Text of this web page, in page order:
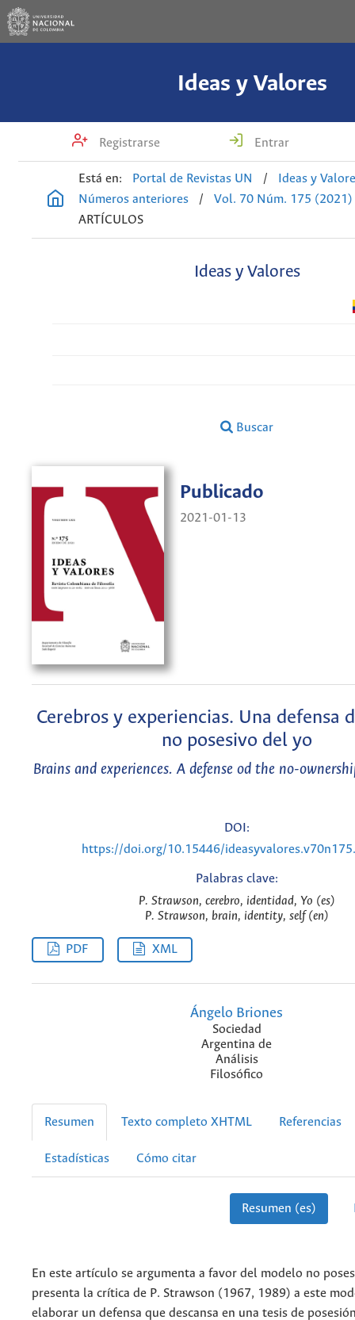
Ideas y Valores
Registrarse Entrar
Está en: Portal de Revistas UN /
Ideas y
Números anteriores
/
Vol. 70 Núm. 175 (2021)
ARTÍCULOS
Ideas y Valores
Buscar
Publicado
2021-01-13
Cerebros y experiencias. Una defensa
no posesivo del yo
Brains and experiences. A defense od the no-
DOI:
https://doi.org/10.15446/
Palabras clave:
P. Strawson, cerebro, identidad, Yo (es)
P. Strawson, brain, identity, self (en)
PDF XML
Ángelo Briones
Sociedad
Argentina de
Análisis
Filosófico
Resumen Texto completo XHTML Referencias
Estadísticas Cómo citar
Resumen (es)
En este artículo se argumenta a favor del modelo no
presenta la crítica de P. Strawson (1967, 1989) a este
elaborar un defensa que descansa en una tesis de